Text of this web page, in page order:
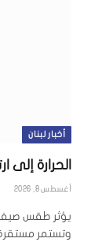
أخبار لبنان
الحرارة
أغسطس 8, 2026
يؤثر طقس صيفي
وتستمر مستقرة